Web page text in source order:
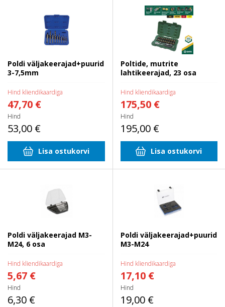
Poldi väljakeerajad+puurid
3-7,5mm
Hind kliendikaardiga
47,70 €
Hind
53,00 €
Lisa ostukorvi
Poltide, mutrite lahtikeerajad, 23
Poltide, mutrite
lahtikeerajad, 23 osa
Hind kliendikaardiga
175,50 €
Hind
195,00 €
Lisa ostukorvi
Poldi väljakeerajad M3-
M24, 6 osa
Hind kliendikaardiga
5,67 €
Hind
6,30 €
Poldi väljakeerajad+puurid
M3-M24
Hind kliendikaardiga
17,10 €
Hind
19,00 €